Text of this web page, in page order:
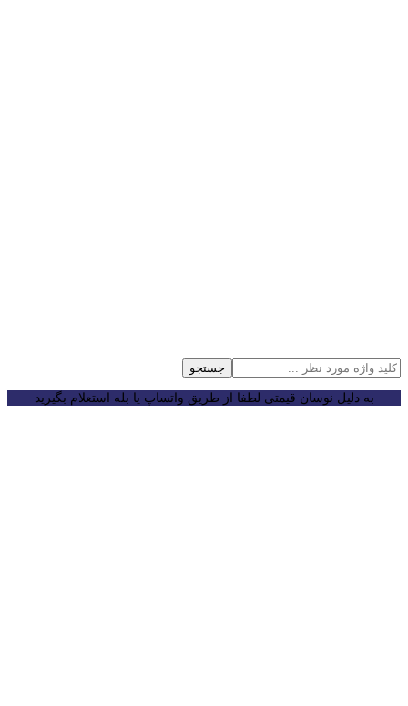
جستجو
به دلیل نوسان قیمتی لطفا از طریق واتساپ یا بله استعلام بگیرید